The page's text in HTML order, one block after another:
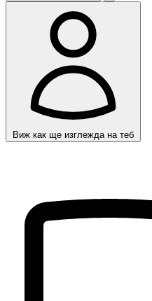
Виж как ще изглежда на теб